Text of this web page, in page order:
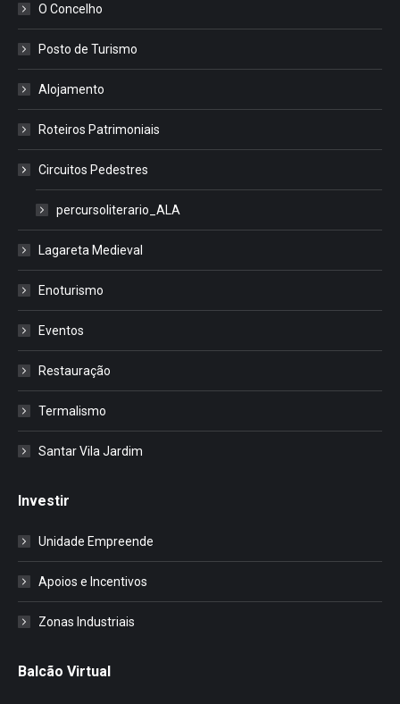
O Concelho
Posto de Turismo
Alojamento
Roteiros Patrimoniais
Circuitos Pedestres
percursoliterario_ALA
Lagareta Medieval
Enoturismo
Eventos
Restauração
Termalismo
Santar Vila Jardim
Investir
Unidade Empreende
Apoios e Incentivos
Zonas Industriais
Balcão Virtual